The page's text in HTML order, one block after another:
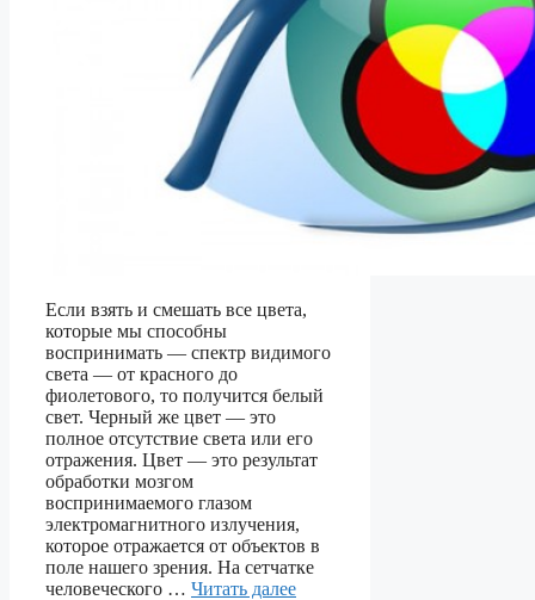
Если взять и смешать все цвета,
которые мы способны
воспринимать — спектр видимого
света — от красного до
фиолетового, то получится белый
свет. Черный же цвет — это
полное отсутствие света или его
отражения. Цвет — это результат
обработки мозгом
воспринимаемого глазом
электромагнитного излучения,
которое отражается от объектов в
поле нашего зрения. На сетчатке
человеческого … Читать далее